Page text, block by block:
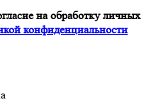
на обработку личных
конфиденциальности